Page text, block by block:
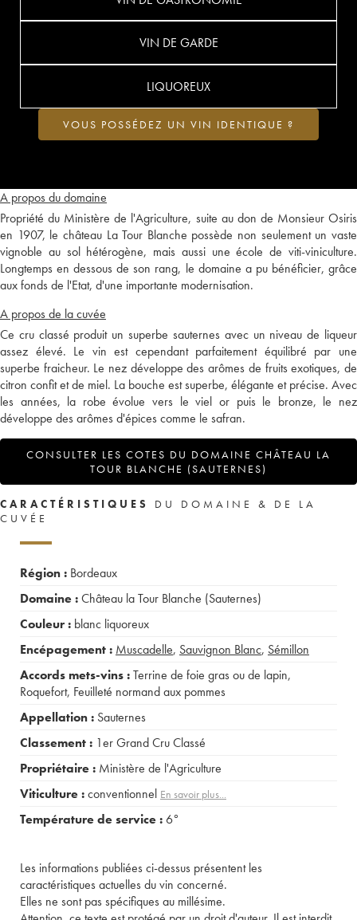
A propos du domaine
Propriété du Ministère de l'Agriculture, suite au don de Monsieur Osiris
en 1907, le château La Tour Blanche possède non seulement un vaste
vignoble au sol hétérogène, mais aussi une école de viti-viniculture.
Longtemps en dessous de son rang, le domaine a pu bénéficier, grâce
aux fonds de l'Etat, d'une importante modernisation.
A propos de la cuvée
Ce cru classé produit un superbe sauternes avec un niveau de liqueur
assez élevé. Le vin est cependant parfaitement équilibré par une
superbe fraicheur. Le nez développe des arômes de fruits exotiques, de
citron confit et de miel. La bouche est superbe, élégante et précise. Avec
les années, la robe évolue vers le viel or puis le bronze, le nez
développe des arômes d'épices comme le safran.
CONSULTER LES COTES DU DOMAINE CHÂTEAU LA
TOUR BLANCHE (SAUTERNES)
VIN DE GARDE
LIQUOREUX
VOUS POSSÉDEZ UN VIN IDENTIQUE ?
CARACTÉRISTIQUES
DU DOMAINE & DE LA
CUVÉE
Région : Bordeaux
Domaine :Château la Tour Blanche (Sauternes)
Couleur : blanc liquoreux
Encépagement : Muscadelle, Sauvignon Blanc, Sémillon
Accords mets-vins :Terrine de foie gras ou de lapin,
Roquefort, Feuilleté normand aux pommes
Appellation : Sauternes
Classement : 1er Grand Cru Classé
Propriétaire : Ministère de l'Agriculture
Viticulture :conventionnel En savoir plus...
Température de service : 6°
Les informations publiées ci-dessus présentent les
caractéristiques actuelles du vin concerné.
Elles ne sont pas spécifiques au millésime.